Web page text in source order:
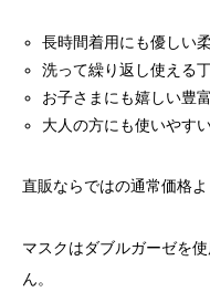
長時間着用にも優しい
洗って繰り返し使える
お子さまにも嬉しい豊
大人の方にも使いやす
直販ならではの通常価格
マスクはダブルガーゼを
ん。